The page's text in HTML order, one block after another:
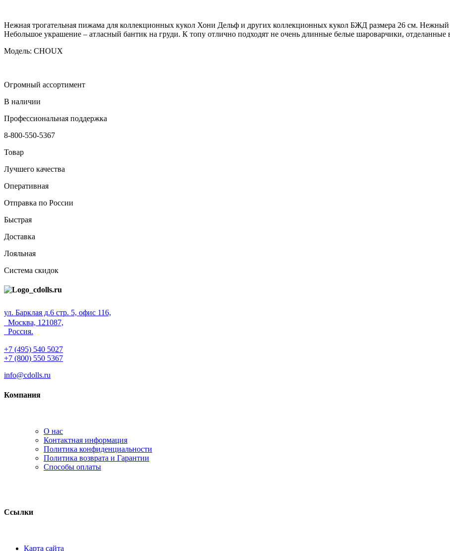
Нежная трогательная пижама для коллекционных кукол Хони Дельф и других коллекционных кукол БЖД размера 26 см.
Небольшое украшение – атласный бантик на груди. К топу отлично подходят не очень длинные белые шароварчики,
Модель: CHOUX
Огромный ассортимент
В наличии
Профессиональная поддержка
8-800-550-5367
Товар
Лучшего качества
Оперативная
Отправка по России
Быстрая
Доставка
Лояльная
Система скидок
ул. Барклая д.6 стр. 5, офис 116,
Москва, 121087,
Россия.
+7 (495) 540 5027
+7 (800) 550 5367
info@cdolls.ru
Компания
О нас
Контактная информация
Политика конфиденциальности
Политика возврата и Гарантии
Способы оплаты
Ссылки
Карта сайта